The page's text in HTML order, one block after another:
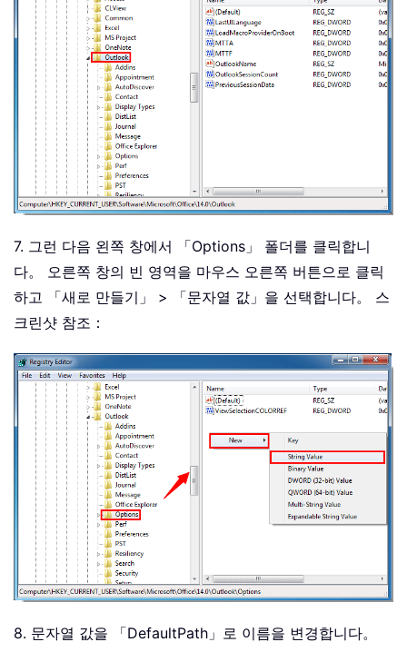
7. 그런 다음 왼쪽 창에서 「Options」 폴더를 클릭합니
다。 오른쪽 창의 빈 영역을 마우스 오른쪽 버튼으로 클릭
하고 「새로 만들기」 > 「문자열 값」을 선택합니다。 스
크린샷 참조：
8. 문자열 값을 「DefaultPath」로 이름을 변경합니다。